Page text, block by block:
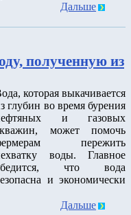
Дальше
полученную из
которая выкачивается
глубин во время бурения
и газовых
может помочь
пережить
воды. Главное
что вода
и экономически
Дальше